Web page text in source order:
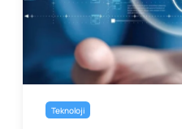
Teknoloji